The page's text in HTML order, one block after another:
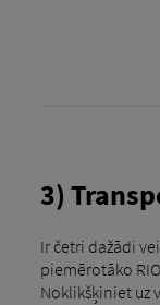
3)
Ir četri dažādi
piemērotāko
Noklikšķiniet uz